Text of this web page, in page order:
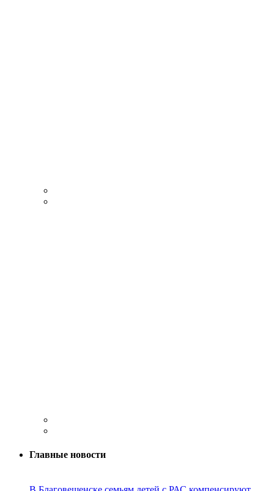
Главные новости